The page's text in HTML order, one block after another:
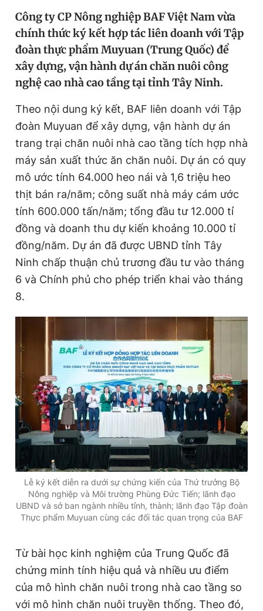
Video Magazine
Sản phẩm khác
Tiện ích Bạn cần biết
Thông tin tòa soạn Liên hệ quảng cáo
Đọc Thanh Niên trên điện thoại
0906 645 777
Liên hệ quảng cáo
0908 780 404
Đặt báo Quảng cáo RSS Tòa soạn Chính sách bảo
Tổng biên tập: Nguyễn Ngọc Toàn
Phó tổng biên tập thường trực: Hải Thành
Phó tổng biên tập: Lâm Hiếu Dũng
Phó tổng biên tập: Trần Việt Hưng
Tổng thư ký tòa soạn: Đức Trung
Giấy phép xuất bản số 110/GP - BTTTT cấp ngày 24.3.2020
© 2003-2026 Bản quyền thuộc về Báo Thanh Niên. Cấm sao
chép dưới mọi hình thức nếu không có sự chấp thuận bằng văn
bản. Phát triển bởi ePi Technologies, JSC.
Công ty CP Nông nghiệp BAF Việt Nam vừa
chính thức ký kết hợp tác liên doanh với Tập
đoàn thực phẩm Muyuan (Trung Quốc) để
xây dựng, vận hành dự án chăn nuôi công
nghệ cao nhà cao tầng tại tỉnh Tây Ninh.
Theo nội dung ký kết, BAF liên doanh với Tập
đoàn Muyuan để xây dựng, vận hành dự án
trang trại chăn nuôi nhà cao tầng tích hợp nhà
máy sản xuất thức ăn chăn nuôi. Dự án có quy
mô ước tính 64.000 heo nái và 1,6 triệu heo
thịt bán ra/năm; công suất nhà máy cám ước
tính 600.000 tấn/năm; tổng đầu tư 12.000 tỉ
đồng và doanh thu dự kiến khoảng 10.000 tỉ
đồng/năm. Dự án đã được UBND tỉnh Tây
Ninh chấp thuận chủ trương đầu tư vào tháng
6 và Chính phủ cho phép triển khai vào tháng
8.
Lễ ký kết diễn ra dưới sự chứng kiến của Thứ trưởng Bộ
Nông nghiệp và Môi trường Phùng Đức Tiến; lãnh đạo
UBND và sở ban ngành nhiều tỉnh, thành; lãnh đạo Tập đoàn
Thực phẩm Muyuan cùng các đối tác quan trọng của BAF
Từ bài học kinh nghiệm của Trung Quốc đã
chứng minh tính hiệu quả và nhiều ưu điểm
của mô hình chăn nuôi trong nhà cao tầng so
với mô hình chăn nuôi truyền thống. Theo đó,